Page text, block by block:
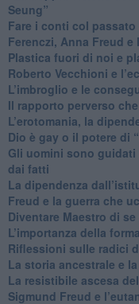
Seung”
​Fare i conti col passato
​Ferenczi, Anna Freud
Plastica fuori di noi e
​Roberto Vecchioni e
​L’imbroglio e le
​Il rapporto perverso
L’erotomania, la
​Dio è gay o il potere di
​Gli uomini sono guidati
dai fatti
La dipendenza
​Freud e la guerra che
​Diventare Maestro di
L’importanza della
Riflessioni sulle radici
​La storia ancestrale e
​La resistibile ascesa
Sigmund Freud e